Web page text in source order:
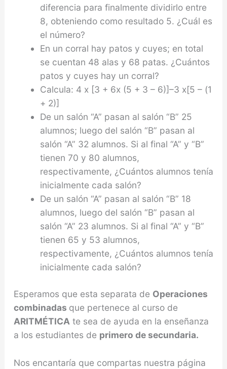
diferencia para finalmente dividirlo entre
8, obteniendo como resultado 5. ¿Cuál es
el número?
En un corral hay patos y cuyes; en total
se cuentan 48 alas y 68 patas. ¿Cuántos
patos y cuyes hay un corral?
Calcula: 4 x [3 + 6x (5 + 3 – 6)]–3 x[5 – (1
+ 2)]
De un salón “A” pasan al salón “B” 25
alumnos; luego del salón “B” pasan al
salón “A” 32 alumnos. Si al final “A” y “B”
tienen 70 y 80 alumnos,
respectivamente, ¿Cuántos alumnos tenía
inicialmente cada salón?
De un salón “A” pasan al salón “B” 18
alumnos, luego del salón “B” pasan al
salón “A” 23 alumnos. Si al final “A” y “B”
tienen 65 y 53 alumnos,
respectivamente, ¿Cuántos alumnos tenía
inicialmente cada salón?
Esperamos que esta separata de Operaciones
combinadas que pertenece al curso de
ARITMÉTICA te sea de ayuda en la enseñanza
a los estudiantes de primero de secundaria.
Nos encantaría que compartas nuestra página